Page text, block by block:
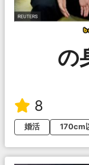
の
8
婚活
170cm